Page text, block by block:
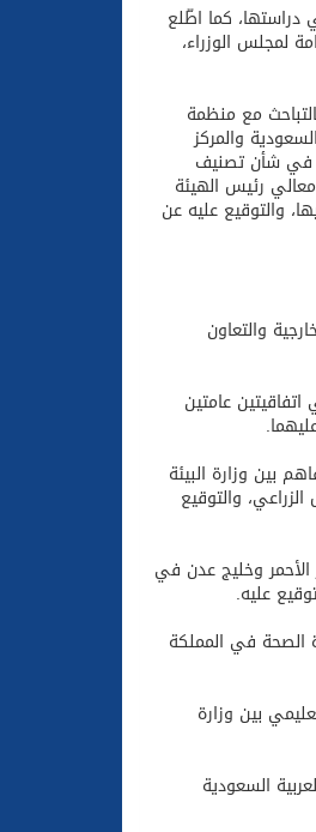
كما اطّلع
لمجلس الوزراء،
مع منظمة
والمركز
في شأن تصنيف
رئيس الهيئة
والتوقيع عليه عن
والتعاون
عامتين
بين وزارة البيئة
والتوقيع
الأحمر وخليج عدن في
عليه.
الصحة في المملكة
بين وزارة
السعودية